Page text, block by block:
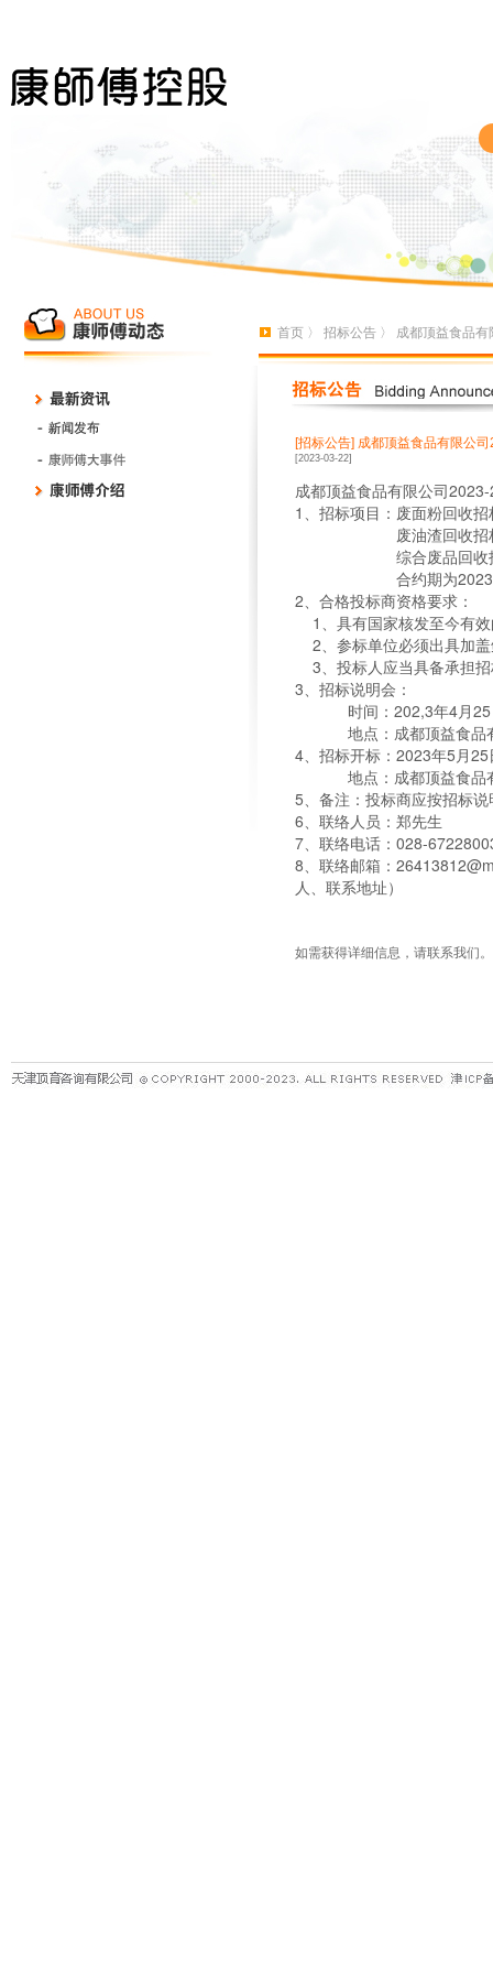
首页 〉 招标公告 〉 成都顶益食品
[招标公告] 成都顶益食品有限公
[2023-03-22]
成都顶益食品有限公司
1、招标项目：废面粉回收
废油渣回收招标（需
综合废品回收招标（
合约期为2023.07.01-
2、合格投标商资格要求：
1、具有国家核发至今有
2、参标单位必须出具加
3、投标人应当具备承担
3、招标说明会：
时间：202,3年4月25
地点：成都顶益食品有
4、招标开标：2023年5月
地点：成都顶益食品有
5、备注：投标商应按招标
6、联络人员：郑先生
7、联络电话：028-
8、联络邮箱：
人、联系地址）
如需获得详细信息，请联系我们。